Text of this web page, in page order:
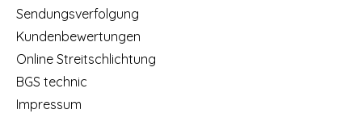
Sendungsverfolgung
Kundenbewertungen
Online Streitschlichtung
BGS technic
Impressum